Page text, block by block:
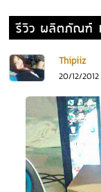
รีวิว ผลิตภัณฑ์
Thipiiz
20/12/